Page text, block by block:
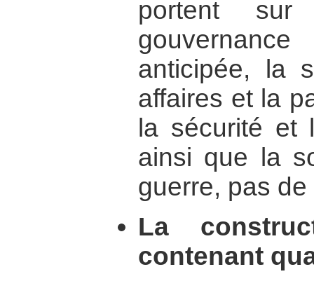
portent
anticipée, la
affaires et la
la sécurité et
ainsi que la
guerre, pas
La
contenant